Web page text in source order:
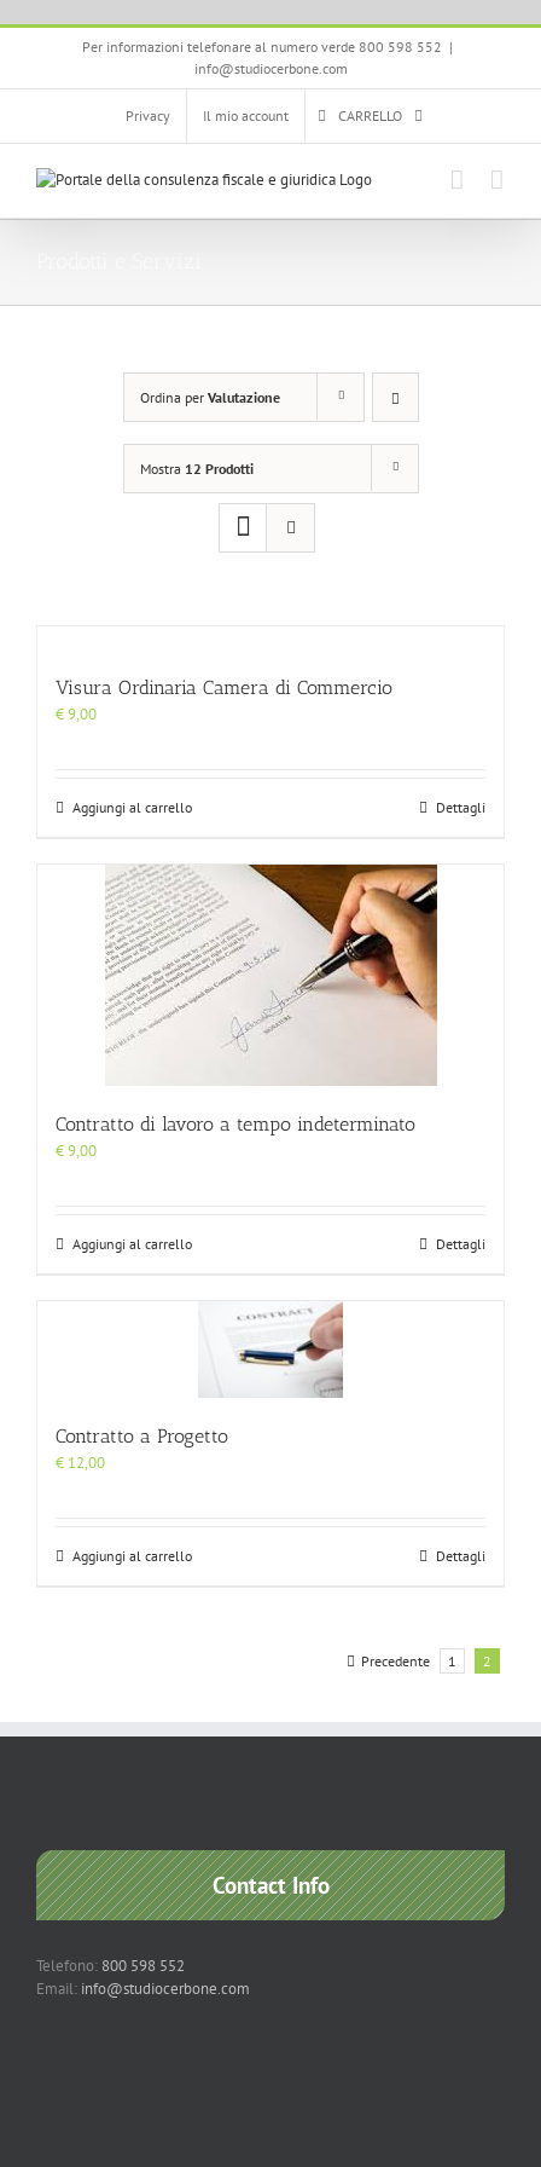
Salta
Per informazioni telefonare al numero verde 800 598 552 |
info@studiocerbone.com
Privacy Il mio account CARRELLO
Ordina per Valutazione
Mostra 12 Prodotti
Visura Ordinaria Camera di Commercio
€9,00
Aggiungi al carrello Dettagli
Contratto di lavoro a tempo indeterminato
€9,00
Aggiungi al carrello Dettagli
Contratto a Progetto
€ 12,00
Aggiungi al carrello Dettagli
Precedente 1 2
Contact Info
Telefono: 800 598 552
Email: info@studiocerbone.com